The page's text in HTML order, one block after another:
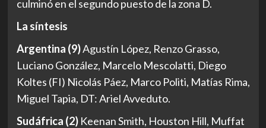
culminó en el segundo puesto de la zona D.
La síntesis
Argentina (9)Agustín López, Renzo Grasso,
Luciano González, Marcelo Mescolatti, Diego
Koltes (FI) Nicolás Páez, Marco Politi, Matías Rima,
Miguel Tapia, DT: Ariel Avveduto.
Sudáfrica (2)Keenan Smith, Houston Hill, Muffat